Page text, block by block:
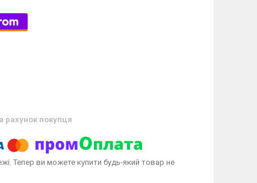
рахунок покупця
Тепер ви можете купити будь-який товар не